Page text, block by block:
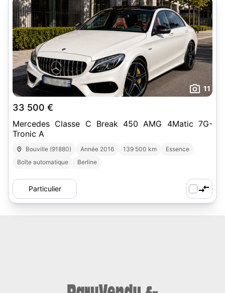
11
33 500 €
Mercedes Classe C Break 450 AMG 4Matic 7G-
Tronic A
Bouville (91880) Année 2016 139 500 km
Essence
Boîte automatique
Berline
Particulier